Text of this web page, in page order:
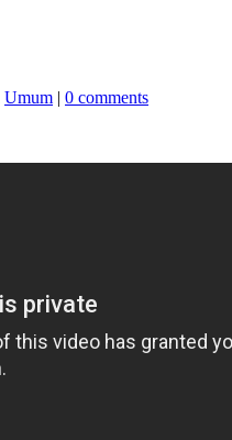
Umum | 0 comments